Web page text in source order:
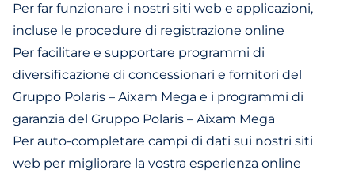
Per far funzionare i nostri siti web e applicazioni,
incluse le procedure di registrazione online
Per facilitare e supportare programmi di
diversificazione di concessionari e fornitori del
Gruppo Polaris – Aixam Mega e i programmi di
garanzia del Gruppo Polaris – Aixam Mega
Per auto-completare campi di dati sui nostri siti
web per migliorare la vostra esperienza online